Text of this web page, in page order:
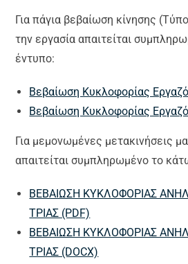
Για πάγια βεβαίωση κίνησης
την εργασία απαιτείται
έντυπο:
Βεβαίωση Κυκλοφορίας
Βεβαίωση Κυκλοφορίας
Για μεμονωμένες μετακινήσεις
απαιτείται συμπληρωμένο το
ΒΕΒΑΙΩΣΗ ΚΥΚΛΟΦΟΡΙΑΣ
ΤΡΙΑΣ (PDF)
ΒΕΒΑΙΩΣΗ ΚΥΚΛΟΦΟΡΙΑΣ
ΤΡΙΑΣ (DOCX)